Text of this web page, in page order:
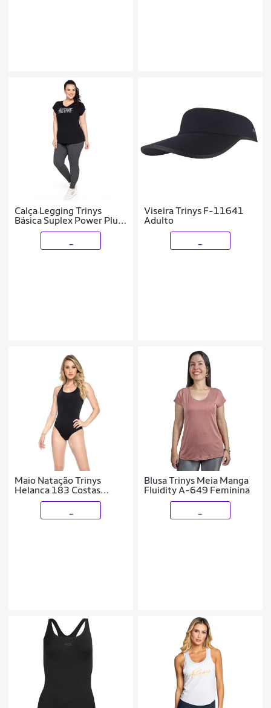
Calça Legging Trinys
Básica Suplex Power Plus
Size Feminina
Viseira Trinys F-11641
Adulto
Maio Natação Trinys
Helanca 183 Costas
Nadador Adulto
Blusa Trinys Meia Manga
Fluidity A-649 Feminina